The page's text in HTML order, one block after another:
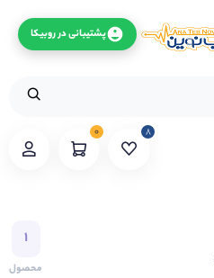
۰ ۸
۱
محصول
پشتیبانی در روبیکا